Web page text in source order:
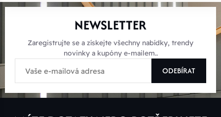
NEWSLETTER
Zaregistrujte se a získejte všechny nabídky, trendy
novinky a kupóny e-mailem..
ODEBÍRAT